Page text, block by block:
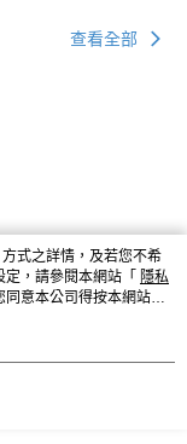
查看全部
式之詳情，及若您不希
，請參閱本網站「 隱私
意本公司得按本網站使